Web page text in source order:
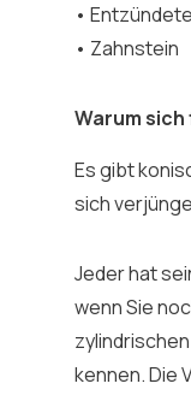
•
• Zahnstein
Warum
Es gibt
sich
Jeder hat
wenn Sie
kennen. Die